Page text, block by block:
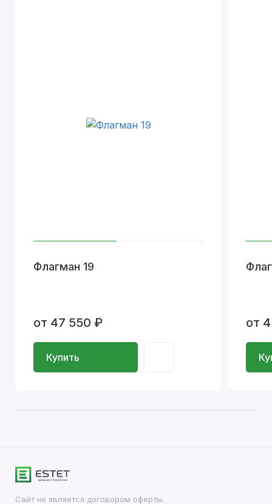
Флагман 19
от 47 550 ₽
Купить
от
Сайт не является договором оферты.